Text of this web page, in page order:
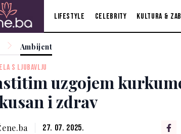
Lifestyle Celebrity Kultura &
Ambijent
S LJUBAVLJU
uzgojem
i zdrav
27. 07. 2025.